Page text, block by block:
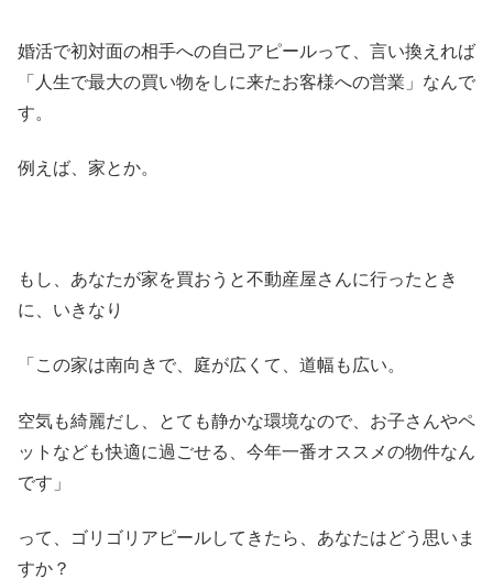
婚活で初対面の相手への自己アピールって、言い換えれば
「人生で最大の買い物をしに来たお客様への営業」なんで
す。
例えば、家とか。
もし、あなたが家を買おうと不動産屋さんに行ったとき
に、いきなり
「この家は南向きで、庭が広くて、道幅も広い。
空気も綺麗だし、とても静かな環境なので、お子さんやペ
ットなども快適に過ごせる、今年一番オススメの物件なん
です」
って、ゴリゴリアピールしてきたら、あなたはどう思いま
すか？